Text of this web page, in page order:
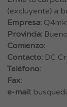
(excluyente) a
Empresa:
Provincia:
Comienzo:
Contacto: DC
Teléfono:
Fax:
e-mail: